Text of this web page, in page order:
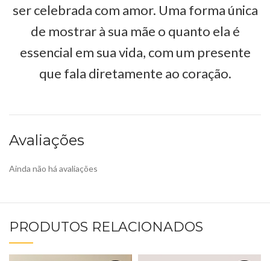
ser celebrada com amor. Uma forma única
de mostrar à sua mãe o quanto ela é
essencial em sua vida, com um presente
que fala diretamente ao coração.
Avaliações
Ainda não há avaliações
PRODUTOS RELACIONADOS